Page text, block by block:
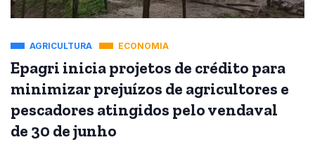
AGRICULTURA ECONOMIA
Epagri inicia projetos de crédito para
minimizar prejuízos de agricultores e
pescadores atingidos pelo vendaval
de 30 de junho